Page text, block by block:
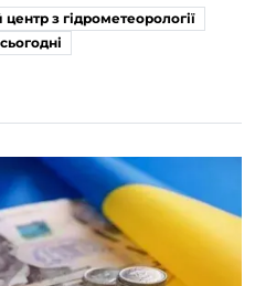
з гідрометеорології